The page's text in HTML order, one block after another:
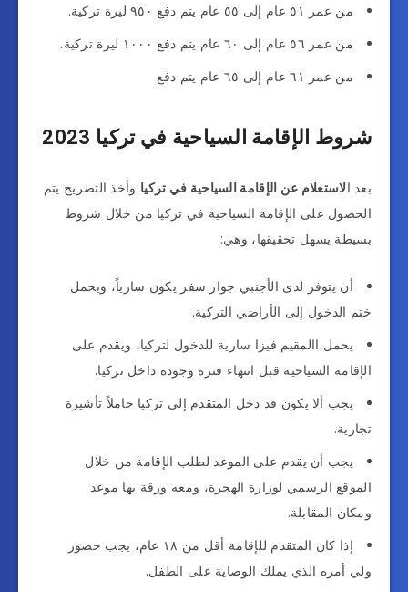
من عمر ٥١ عام إلى ٥٥ عام يتم دفع ٩٥٠ ليرة تركية.
من عمر ٥٦ عام إلى ٦٠ عام يتم دفع ١٠٠٠ ليرة تركية.
من عمر ٦١ عام إلى ٦٥ عام يتم دفع
شروط الإقامة السياحية في تركيا 2023
بعد الاستعلام عن الإقامة السياحية في تركيا وأخذ التصريح يتم
الحصول على الإقامة السياحية في تركيا من خلال شروط
بسيطة يسهل تحقيقها، وهي:
أن يتوفر لدى الأجنبي جواز سفر يكون سارياً، ويحمل
ختم الدخول إلى الأراضي التركية.
يحمل االمقيم فيزا سارية للدخول لتركيا، ويقدم على
الإقامة السياحية قبل انتهاء فترة وجوده داخل تركيا.
يجب ألا يكون قد دخل المتقدم إلى تركيا حاملاً تأشيرة
تجارية.
يجب أن يقدم على الموعد لطلب الإقامة من خلال
الموقع الرسمي لوزارة الهجرة، ومعه ورقة بها موعد
ومكان المقابلة.
إذا كان المتقدم للإقامة أقل من ١٨ عام، يجب حضور
ولي أمره الذي يملك الوصاية على الطفل.